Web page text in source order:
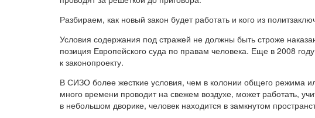
Разбираем, как новый закон будет работать и кого из
Условия содержания под стражей не должны быть строже
позиция Европейского суда по правам человека. Еще в 2008
к законопроекту.
В СИЗО более жесткие условия, чем в колонии общего режима
много времени проводит на свежем воздухе, может работать,
в небольшом дворике, человек находится в замкнутом